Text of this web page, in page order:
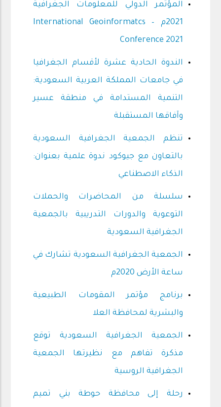
المؤتمر الدولي للمعلومات الجغرافية
2021م – International Geoinformatcs
Conference 2021
الندوة الحادية عشرة لأقسام الجغرافيا
في جامعات المملكة العربية السعودية:
التنمية المستدامة في منطقة عسير
وآفاقها المستقبلة
تنظم الجمعية الجغرافية السعودية
بالتعاون مع جيوكود ندوة علمية بعنوان:
الذكاء الاصطناعي
سلسلة من المحاضرات والحملات
التوعوية والدورات التدريبية بالجمعية
الجغرافية السعودية
الجمعية الجغرافية السعودية تشارك في
ساعة الأرض 2020م
برنامج مؤتمر المقومات الطبيعية
والبشرية لمحافظة العلا
الجمعية الجغرافية السعودية توقع
مذكرة تفاهم مع نظيرتها الجمعية
الجغرافية الروسية
رحلة إلى محافظة حوطة بني تميم